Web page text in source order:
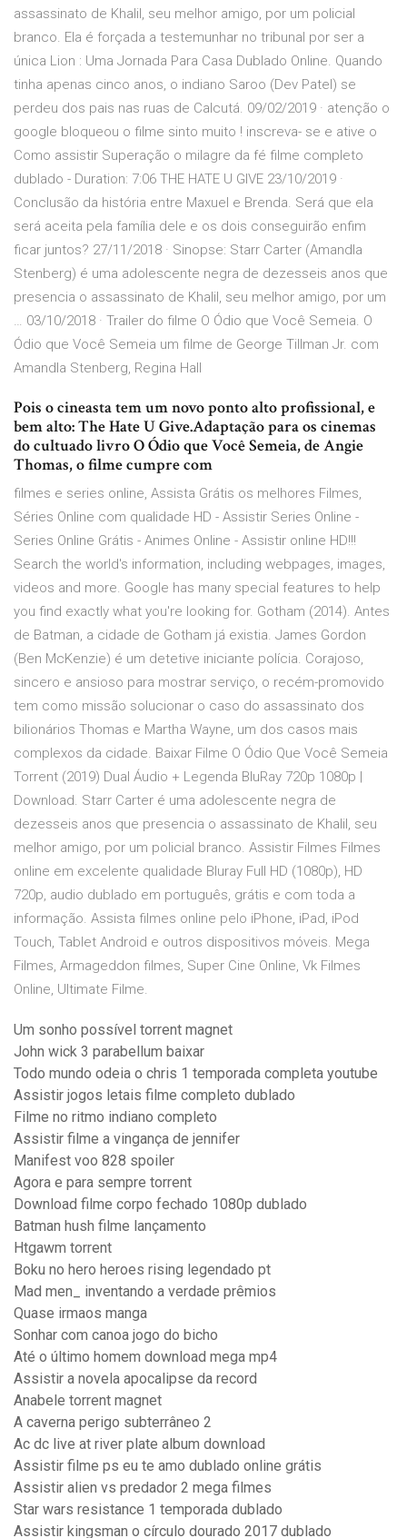
assassinato de Khalil, seu melhor amigo, por um policial
branco. Ela é forçada a testemunhar no tribunal por ser a
única Lion : Uma Jornada Para Casa Dublado Online. Quando
tinha apenas cinco anos, o indiano Saroo (Dev Patel) se
perdeu dos pais nas ruas de Calcutá. 09/02/2019 · atenção o
google bloqueou o filme sinto muito ! inscreva- se e ative o
Como assistir Superação o milagre da fé filme completo
dublado - Duration: 7:06 THE HATE U GIVE 23/10/2019 ·
Conclusão da história entre Maxuel e Brenda. Será que ela
será aceita pela família dele e os dois conseguirão enfim
ficar juntos? 27/11/2018 · Sinopse: Starr Carter (Amandla
Stenberg) é uma adolescente negra de dezesseis anos que
presencia o assassinato de Khalil, seu melhor amigo, por um
… 03/10/2018 · Trailer do filme O Ódio que Você Semeia. O
Ódio que Você Semeia um filme de George Tillman Jr. com
Amandla Stenberg, Regina Hall
Pois o cineasta tem um novo ponto alto profissional, e
bem alto: The Hate U Give.Adaptação para os cinemas
do cultuado livro O Ódio que Você Semeia, de Angie
Thomas, o filme cumpre com
filmes e series online, Assista Grátis os melhores Filmes,
Séries Online com qualidade HD - Assistir Series Online -
Series Online Grátis - Animes Online - Assistir online HD!!!
Search the world's information, including webpages, images,
videos and more. Google has many special features to help
you find exactly what you're looking for. Gotham (2014). Antes
de Batman, a cidade de Gotham já existia. James Gordon
(Ben McKenzie) é um detetive iniciante polícia. Corajoso,
sincero e ansioso para mostrar serviço, o recém-promovido
tem como missão solucionar o caso do assassinato dos
bilionários Thomas e Martha Wayne, um dos casos mais
complexos da cidade. Baixar Filme O Ódio Que Você Semeia
Torrent (2019) Dual Áudio + Legenda BluRay 720p 1080p |
Download. Starr Carter é uma adolescente negra de
dezesseis anos que presencia o assassinato de Khalil, seu
melhor amigo, por um policial branco. Assistir Filmes Filmes
online em excelente qualidade Bluray Full HD (1080p), HD
720p, audio dublado em português, grátis e com toda a
informação. Assista filmes online pelo iPhone, iPad, iPod
Touch, Tablet Android e outros dispositivos móveis. Mega
Filmes, Armageddon filmes, Super Cine Online, Vk Filmes
Online, Ultimate Filme.
Um sonho possível torrent magnet
John wick 3 parabellum baixar
Todo mundo odeia o chris 1 temporada completa youtube
Assistir jogos letais filme completo dublado
Filme no ritmo indiano completo
Assistir filme a vingança de jennifer
Manifest voo 828 spoiler
Agora e para sempre torrent
Download filme corpo fechado 1080p dublado
Batman hush filme lançamento
Htgawm torrent
Boku no hero heroes rising legendado pt
Mad men_ inventando a verdade prêmios
Quase irmaos manga
Sonhar com canoa jogo do bicho
Até o último homem download mega mp4
Assistir a novela apocalipse da record
Anabele torrent magnet
A caverna perigo subterrâneo 2
Ac dc live at river plate album download
Assistir filme ps eu te amo dublado online grátis
Assistir alien vs predador 2 mega filmes
Star wars resistance 1 temporada dublado
Assistir kingsman o círculo dourado 2017 dublado